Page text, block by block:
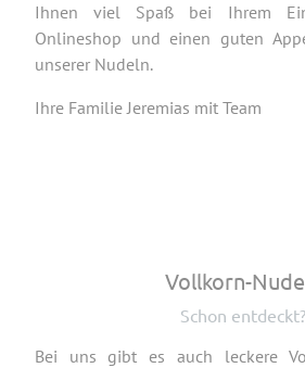
Ihnen viel Spaß bei Ihrem
Onlineshop und einen guten
unserer Nudeln.
Ihre Familie Jeremias mit Team
Vollkorn-
Schon entdeckt?
Bei uns gibt es auch leckere